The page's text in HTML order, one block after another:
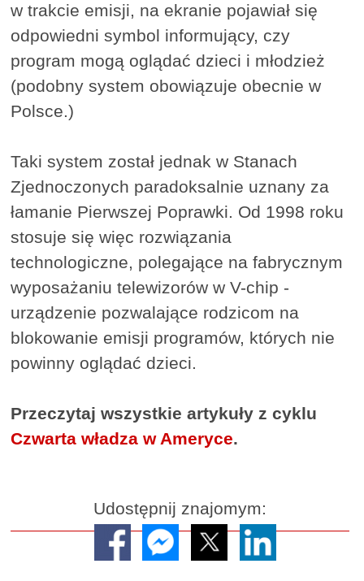
w trakcie emisji, na ekranie pojawiał się
odpowiedni symbol informujący, czy
program mogą oglądać dzieci i młodzież
(podobny system obowiązuje obecnie w
Polsce.)
Taki system został jednak w Stanach
Zjednoczonych paradoksalnie uznany za
łamanie Pierwszej Poprawki. Od 1998 roku
stosuje się więc rozwiązania
technologiczne, polegające na fabrycznym
wyposażaniu telewizorów w V-chip -
urządzenie pozwalające rodzicom na
blokowanie emisji programów, których nie
powinny oglądać dzieci.
Przeczytaj wszystkie artykuły z cyklu
Czwarta władza w Ameryce.
Udostępnij znajomym: